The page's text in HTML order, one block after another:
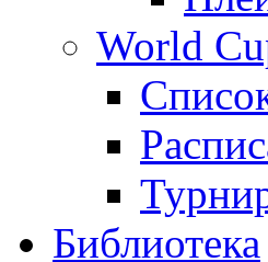
World
Библиотека